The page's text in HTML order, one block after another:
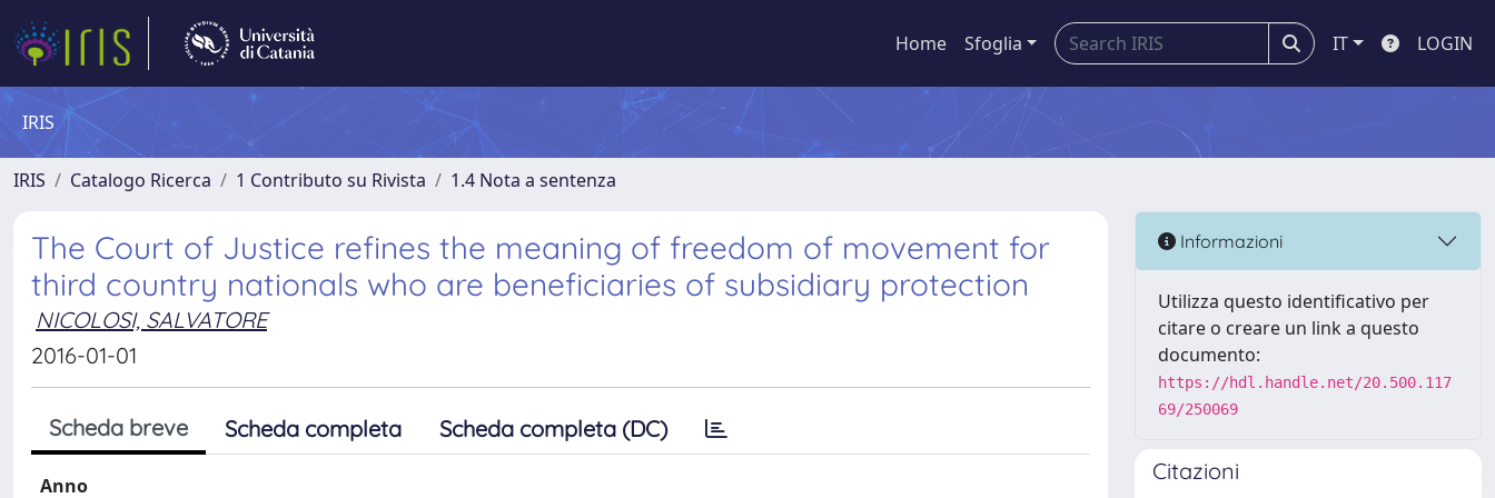
Home Sfoglia IT LOGIN
IRIS
IRIS Catalogo Ricerca 1 Contributo su Rivista 1.4 Nota a sentenza
The Court of Justice refines the meaning of freedom of movement for
third country nationals who are beneficiaries of subsidiary protection
NICOLOSI, SALVATORE
2016-01-01
Scheda breve Scheda completa Scheda completa (DC)
Anno
Informazioni
Utilizza questo identificativo per
citare o creare un link a questo
documento:
https://hdl.handle.net/20.500.117
69/250069
Citazioni